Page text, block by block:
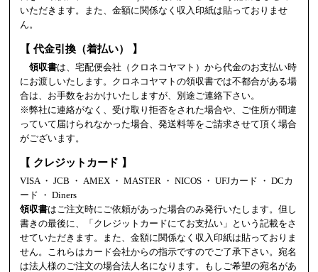
いただきます。また、金額に関係なく収入印紙は貼っておりませ
ん。
【 代金引換（着払い） 】
領収書は、宅配便会社（クロネコヤマト）から代金のお支払い時
にお渡しいたします。クロネコヤマトの領収書では不都合がある場
合は、お手数をおかけいたしますが、別途ご連絡下さい。
※弊社に連絡がなく、受け取り拒否をされた場合や、ご住所が間違
っていて届けられなかった場合、発送料等をご請求させて頂く場合
がございます。
【 クレジットカード 】
VISA ・ JCB ・ AMEX ・ MASTER ・ NICOS ・ UFJカード ・ DCカ
ード ・ Diners
領収書はご注文時にご依頼があった場合のみ発行いたします。但し
書きの最後に、「クレジットカードにてお支払い」という記載をさ
せていただきます。また、金額に関係なく収入印紙は貼っておりま
せん。これらはカード会社からの指示ですのでご了承下さい。宛名
は法人様のご注文の場合法人名になります。もしご希望の宛名があ